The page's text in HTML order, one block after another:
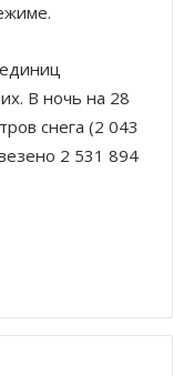
В ночь на 28
снега (2 043
2 531 894
п
р